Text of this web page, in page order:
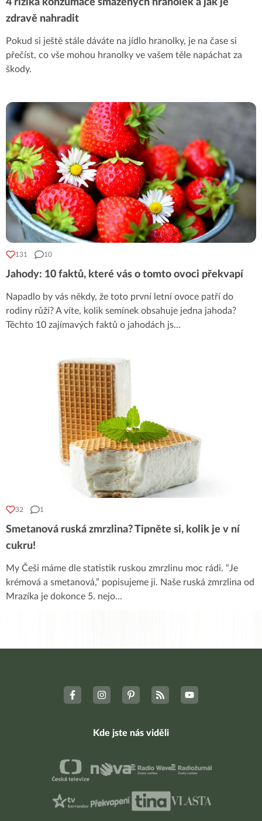
4 rizika konzumace smažených hranolek a jak je
zdravě nahradit
Pokud si ještě stále dáváte na jídlo hranolky, je na čase si
přečíst, co vše mohou hranolky ve vašem těle napáchat za
škody.
131 10
Jahody: 10 faktů, které vás o tomto ovoci překvapí
Napadlo by vás někdy, že toto první letní ovoce patří do
rodiny růží? A víte, kolik semínek obsahuje jedna jahoda?
Těchto 10 zajímavých faktů o jahodách js...
32 1
Smetanová ruská zmrzlina? Tipněte si, kolik je v ní
cukru!
My Češi máme dle statistik ruskou zmrzlinu moc rádi. “Je
krémová a smetanová,” popisujeme ji. Naše ruská zmrzlina od
Mrazíka je dokonce 5. nejo...
Kde jste nás viděli